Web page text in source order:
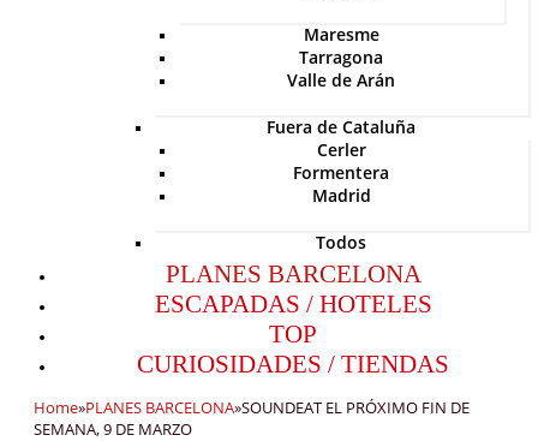
Maresme
Tarragona
Valle de Arán
Fuera de Cataluña
Cerler
Formentera
Madrid
Todos
PLANES BARCELONA
ESCAPADAS / HOTELES
TOP
CURIOSIDADES / TIENDAS
Home»PLANES BARCELONA»SOUNDEAT EL PRÓXIMO FIN DE
SEMANA, 9 DE MARZO